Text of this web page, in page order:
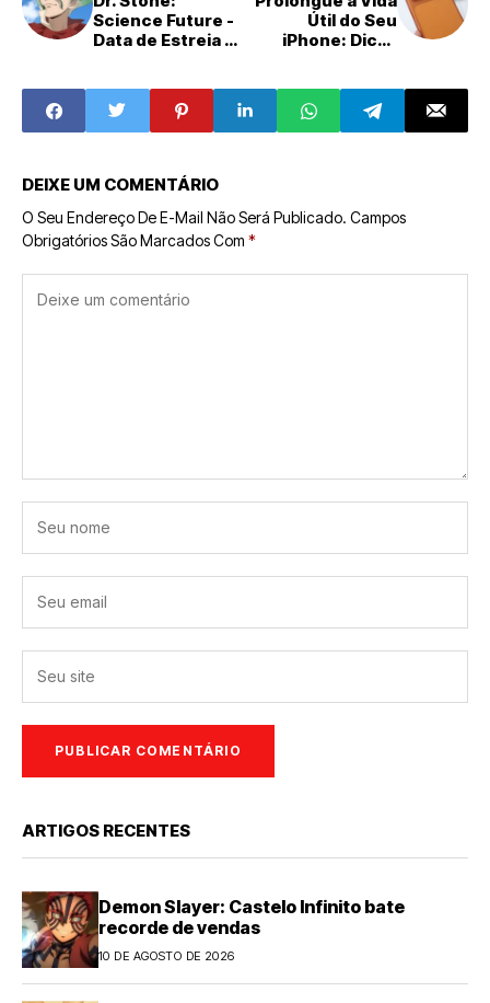
Science Future -
Data de Estreia e
Útil do Seu
iPhone: Dicas
Anuais
DEIXE UM COMENTÁRIO
O Seu Endereço De E-Mail Não Será Publicado. Campos
Obrigatórios São Marcados Com *
ARTIGOS RECENTES
Demon Slayer: Castelo Infinito bate
recorde de vendas
10 DE AGOSTO DE 2026